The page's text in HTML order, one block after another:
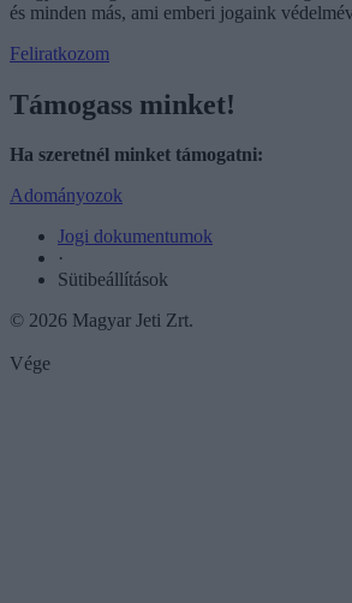
és minden más, ami emberi jogaink
Feliratkozom
Támogass minket!
Ha szeretnél minket támogatni:
Adományozok
Jogi dokumentumok
·
Sütibeállítások
© 2026 Magyar Jeti Zrt.
Vége